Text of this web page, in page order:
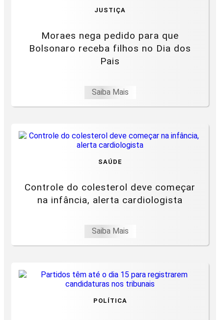
JUSTIÇA
Moraes nega pedido para que
Bolsonaro receba filhos no Dia dos
Pais
Saiba Mais
SAÚDE
Controle do colesterol deve começar
na infância, alerta cardiologista
Saiba Mais
POLÍTICA